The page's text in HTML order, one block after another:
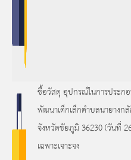
ซื้อวัสดุ อุปกรณ์ในการประก
พัฒนาเด็กเล็กตำบลนายางก
จังหวัดชัยภูมิ 36230 (วันที่
เฉพาะเจาะจง